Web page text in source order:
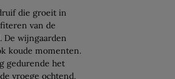
die groeit in
van de
De wijngaarden
koude momenten.
gedurende het
vroege ochtend,